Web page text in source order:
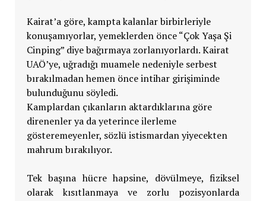
Kairat’a göre, kampta kalanlar birbirleriyle
konuşamıyorlar, yemeklerden önce “Çok Yaşa Şi
Cinping” diye bağırmaya zorlanıyorlardı. Kairat
UAÖ’ye, uğradığı muamele nedeniyle serbest
bırakılmadan hemen önce intihar girişiminde
bulunduğunu söyledi.
Kamplardan çıkanların aktardıklarına göre
direnenler ya da yeterince ilerleme
gösteremeyenler, sözlü istismardan yiyecekten
mahrum bırakılıyor.
Tek başına hücre hapsine, dövülmeye, fiziksel
olarak kısıtlanmaya ve zorlu pozisyonlarda